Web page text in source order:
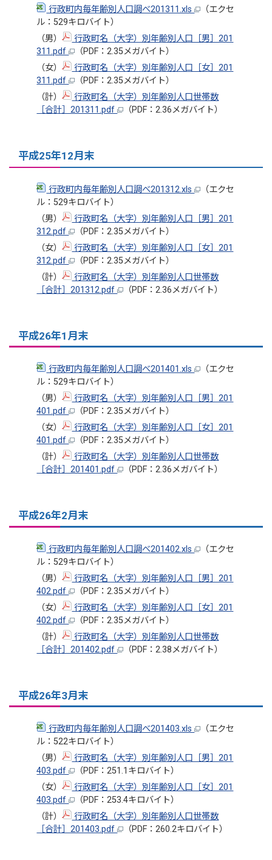
行政町内毎年齢別人口調べ201311.xls
（エクセ
ル：529キロバイト）
（男）
行政町名（大字）別年齢別人口［男］201
311.pdf
（PDF：2.35メガバイト）
（女）
行政町名（大字）別年齢別人口［女］201
311.pdf
（PDF：2.35メガバイト）
（計）
行政町名（大字）別年齢別人口世帯数
［合計］201311.pdf
（PDF：2.36メガバイト）
平成25年12月末
行政町内毎年齢別人口調べ201312.xls
（エクセ
ル：529キロバイト）
（男）
行政町名（大字）別年齢別人口［男］201
312.pdf
（PDF：2.35メガバイト）
（女）
行政町名（大字）別年齢別人口［女］201
312.pdf
（PDF：2.35メガバイト）
（計）
行政町名（大字）別年齢別人口世帯数
［合計］201312.pdf
（PDF：2.36メガバイト）
平成26年1月末
行政町内毎年齢別人口調べ201401.xls
（エクセ
ル：529キロバイト）
（男）
行政町名（大字）別年齢別人口［男］201
401.pdf
（PDF：2.35メガバイト）
（女）
行政町名（大字）別年齢別人口［女］201
401.pdf
（PDF：2.35メガバイト）
（計）
行政町名（大字）別年齢別人口世帯数
［合計］201401.pdf
（PDF：2.36メガバイト）
平成26年2月末
行政町内毎年齢別人口調べ201402.xls
（エクセ
ル：529キロバイト）
（男）
行政町名（大字）別年齢別人口［男］201
402.pdf
（PDF：2.35メガバイト）
（女）
行政町名（大字）別年齢別人口［女］201
402.pdf
（PDF：2.35メガバイト）
（計）
行政町名（大字）別年齢別人口世帯数
［合計］201402.pdf
（PDF：2.38メガバイト）
平成26年3月末
行政町内毎年齢別人口調べ201403.xls
（エクセ
ル：522キロバイト）
（男）
行政町名（大字）別年齢別人口［男］201
403.pdf
（PDF：251.1キロバイト）
（女）
行政町名（大字）別年齢別人口［女］201
403.pdf
（PDF：253.4キロバイト）
（計）
行政町名（大字）別年齢別人口世帯数
［合計］201403.pdf
（PDF：260.2キロバイト）